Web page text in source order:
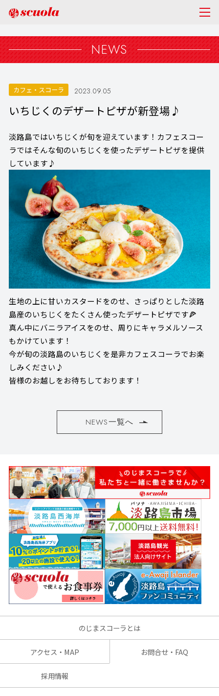
NEWS
カフェ・スコーラ 2023.09.05
いちじくのデザートピザが新登場♪
淡路島ではいちじくが旬を迎えています！カフェスコー
ラではそんな旬のいちじくを使ったデザートピザを提供
しています♪
生地の上に甘いカスタードをのせ、さっぱりとした淡路
島産のいちじくをたくさん使ったデザートピザです🍕
真ん中にバニラアイスをのせ、周りにキャラメルソース
もかけています！
今が旬の淡路島のいちじくを是非カフェスコーラでお楽
しみください♪
皆様のお越しをお待ちしております！
NEWS一覧へ
のじまスコーラとは
アクセス・MAP お問合せ・FAQ
採用情報